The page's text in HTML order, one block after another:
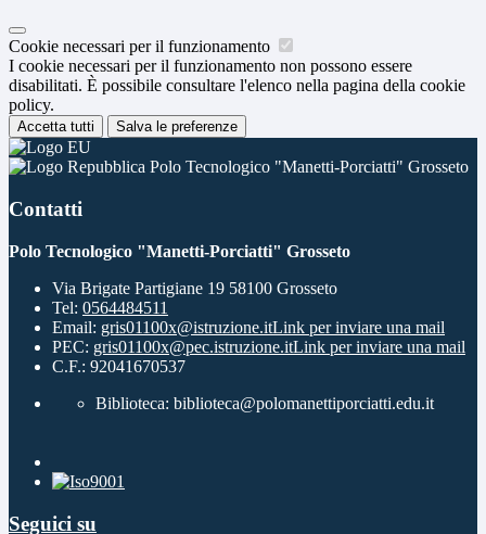
Cookie necessari per il funzionamento
I cookie necessari per il funzionamento non possono essere
disabilitati. È possibile consultare l'elenco nella pagina della cookie
policy.
Accetta tutti Salva le preferenze
Polo Tecnologico "Manetti-Porciatti" Grosseto
Contatti
Polo Tecnologico "Manetti-Porciatti" Grosseto
Via Brigate Partigiane 19 58100 Grosseto
Tel: 0564484511
Email: gris01100x@istruzione.itLink per inviare una mail
PEC: gris01100x@pec.istruzione.itLink per inviare una mail
C.F.: 92041670537
Biblioteca: biblioteca@polomanettiporciatti.edu.it
Seguici su